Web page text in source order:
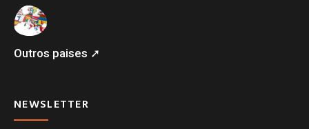
Outros paises ➚
NEWSLETTER